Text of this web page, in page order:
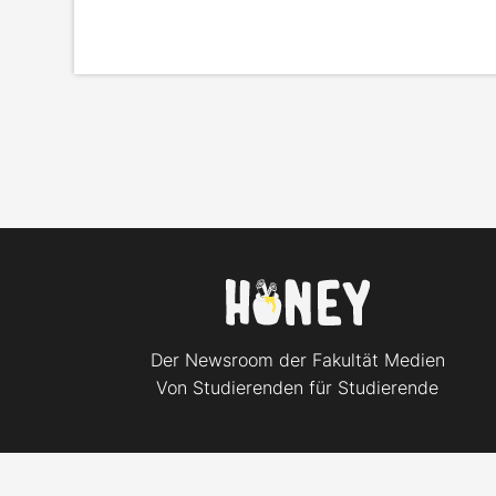
Der Newsroom der Fakultät Medien
Von Studierenden für Studierende